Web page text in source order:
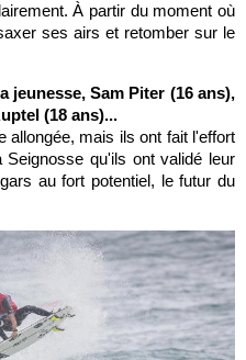
À partir du moment où
ses airs et retomber sur le
jeunesse, Sam Piter (16 ans),
(18 ans)...
allongée, mais ils ont fait l'effort
qu'ils ont validé leur
au fort potentiel, le futur du